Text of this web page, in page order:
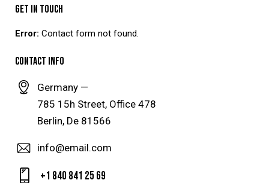
GET IN TOUCH
Error: Contact form not found.
CONTACT INFO
Germany —
785 15h Street, Office 478
Berlin, De 81566
info@email.com
+1 840 841 25 69